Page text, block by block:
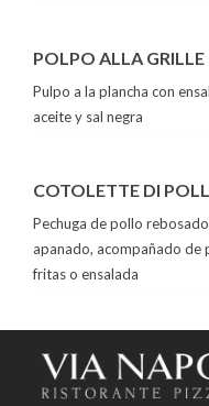
POLPO ALLA GRILLE
Pulpo a la plancha con
aceite y sal negra
COTOLETTE DI
Pechuga de pollo
apanado, acompañado de
fritas o ensalada